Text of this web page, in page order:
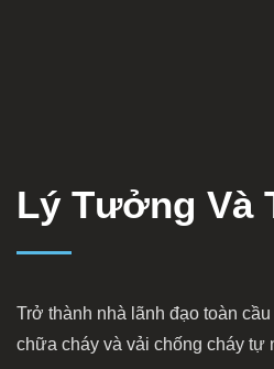
Lý Tưởng Và
Trở thành nhà lãnh đạo toàn
chữa cháy và vải chống cháy tự